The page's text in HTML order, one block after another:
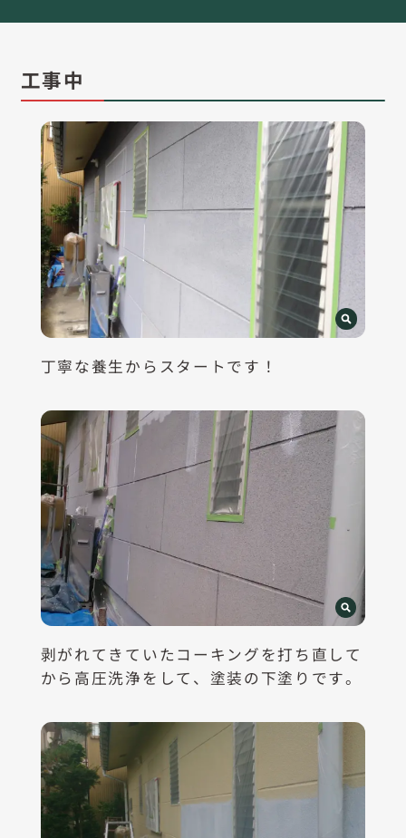
工事中
丁寧な養生からスタートです！
剥がれてきていたコーキングを打ち直して
から高圧洗浄をして、塗装の下塗りです。